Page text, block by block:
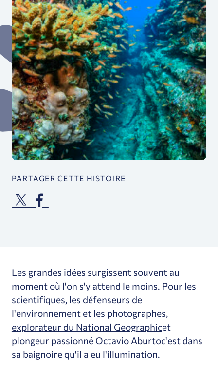
PARTAGER CETTE HISTOIRE
Les grandes idées surgissent souvent au
moment où l'on s'y attend le moins. Pour les
scientifiques, les défenseurs de
l'environnement et les photographes,
explorateur du National Geographicet
plongeur passionné Octavio Aburtoc'est dans
sa baignoire qu'il a eu l'illumination.